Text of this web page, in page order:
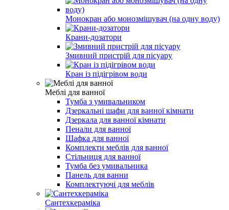
Монокран або монозмішувач (на одну воду)
Крани-дозатори
Змивний пристрій для пісуару
Кран із підігрівом води
Меблі для ванної
Тумба з умивальником
Дзеркальні шафи для ванної кімнати
Дзеркала для ванної кімнати
Пенали для ванної
Шафка для ванної
Комплекти меблів для ванної
Стільниця для ванної
Тумба без умивальника
Панель для ванни
Комплектуючі для меблів
Сантехкераміка